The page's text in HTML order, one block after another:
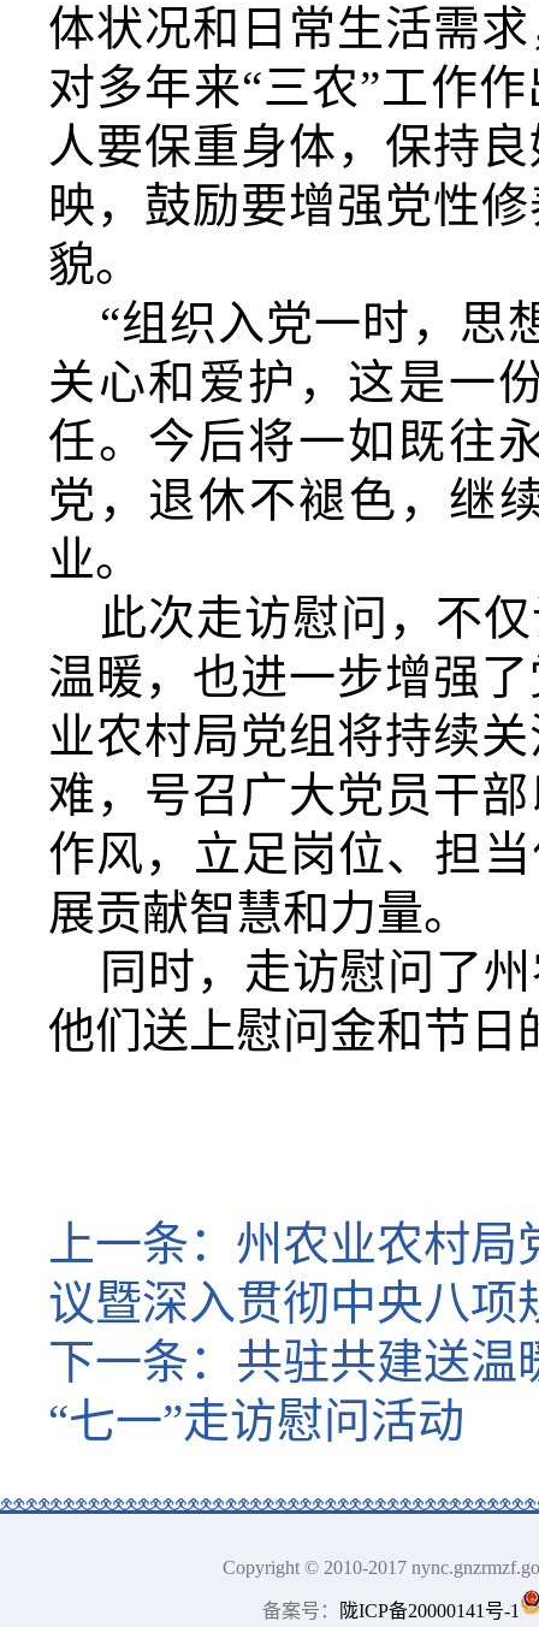
体状况和日常生活需
对多年来“三农”工作
人要保重身体，保持
映，鼓励要增强党性
貌。
“组织入党一时，思
关心和爱护，这是一
任。今后将一如既往
党，退休不褪色，继
业。
此次走访慰问，不
温暖，也进一步增强
业农村局党组将持续
难，号召广大党员干
作风，立足岗位、担
展贡献智慧和力量。
同时，走访慰问了
他们送上慰问金和节日
上一条： 州农业农村局
议暨深入贯彻中央八项
下一条： 共驻共建送
“七一”走访慰问活动
Copyright © 2010-2017
备案号： 陇ICP备20000141号-1